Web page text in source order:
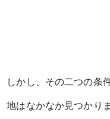
しかし、その二つの条
地はなかなか見つかり